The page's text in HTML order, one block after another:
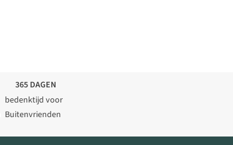
365 DAGEN
bedenktijd voor
Buitenvrienden